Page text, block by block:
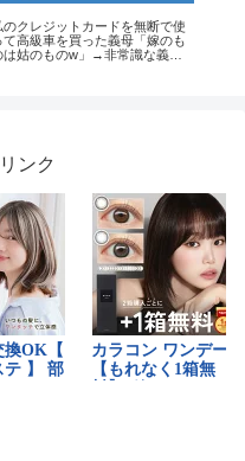
のクレジットカードを無断で使
て高級車を買った義母「嫁のも
は姑のものw」→非常識な義母
ンク